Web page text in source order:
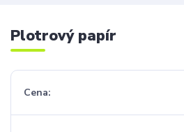
Plotrový papír
Cena: